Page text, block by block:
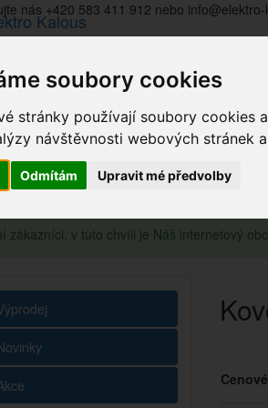
soubory cookies
stránky používají soubory cookies
návštěvnosti webových stránek
Odmítám Upravit mé předvolby
nás +420 583 411 912 nebo
zákazníci, v tuto chvíli je Náš internetový